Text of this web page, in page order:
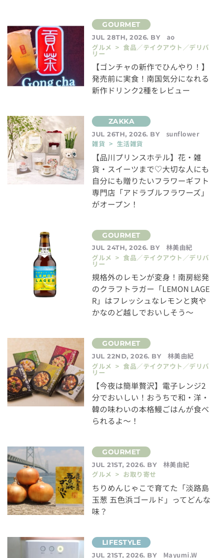
JUL 28TH, 2026. BY
ao
グルメ > 食品／テイクアウト／デリバ
リー
【ゴンチャの新作でひんやり！】
発売前に実食！南国気分になれる
新作ドリンク2種をレビュー
JUL 26TH, 2026. BY
sunflower
雑貨 > 生活雑貨
【品川プリンスホテル】花・雑
貨・スイーツまで♡大切な人にも
自分にも贈りたいフラワーギフト
専門店「アドラブルフラワーズ」
がオープン！
JUL 24TH, 2026. BY
林美由紀
グルメ > 食品／テイクアウト／デリバ
リー
規格外のレモンが変身！南房総発
のクラフトラガー「LEMON LAGE
R」はフレッシュなレモンと爽や
かなのど越しでおいしそう～
JUL 22ND, 2026. BY
林美由紀
グルメ > 食品／テイクアウト／デリバ
リー
【今夜は簡単贅沢】電子レンジ2
分でおいしい！おうちで和・洋・
韓の味わいの本格鰻ごはんが食べ
られるよ～！
JUL 21ST, 2026. BY
林美由紀
グルメ > お取り寄せ
ちりめんじゃこで育てた「淡路島
玉葱 五色浜ゴールド」ってどんな
味？
JUL 21ST, 2026. BY
Mayumi.W